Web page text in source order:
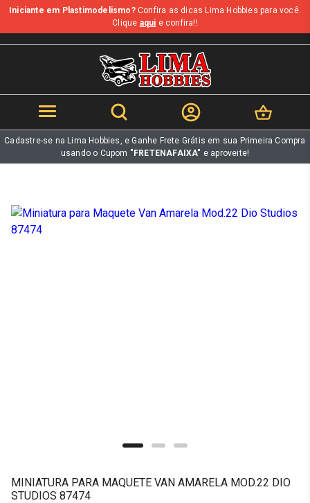
b
Iniciante em Plastimodelismo?Confira as dicas Lima Hobbies para você.
Clique aqui e confira!!
Cadastre-se na Lima Hobbies, e Ganhe Frete Grátis em sua Primeira Compra
usando o Cupom "FRETENAFAIXA" e aproveite!
MINIATURA PARA MAQUETE VAN AMARELA MOD.22 DIO
STUDIOS 87474